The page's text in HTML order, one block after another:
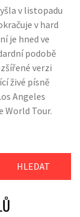
v listopadu
v hard
je hned ve
podobě
verzi
živé písně
Angeles
World Tour.